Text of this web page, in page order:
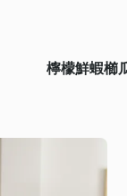
檸檬鮮蝦櫛